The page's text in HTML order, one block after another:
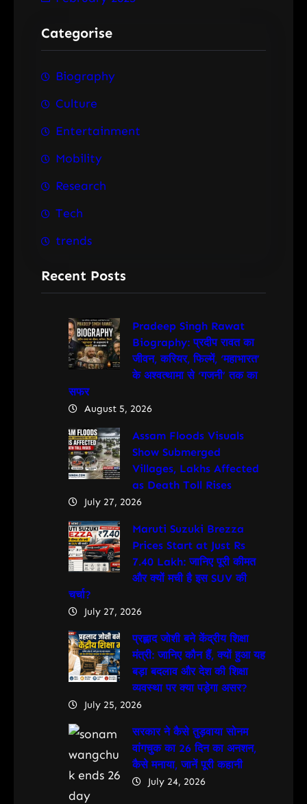
Categorise
Biography
Culture
Entertainment
Mobility
Research
Tech
trends
Recent Posts
Pradeep Singh Rawat
Biography: प्रदीप रावत का
जीवन, करियर, फिल्में, ‘महाभारत’
के अश्वत्थामा से ‘गजनी’ तक का
सफर
August 5, 2026
Assam Floods Visuals
Show Submerged
Villages, Lakhs Affected
as Death Toll Rises
July 27, 2026
Maruti Suzuki Brezza
Prices Start at Just Rs
7.40 Lakh: जानिए पूरी कीमत
और क्यों मची है इस SUV की
चर्चा?
July 27, 2026
प्रह्लाद जोशी बने केंद्रीय शिक्षा
मंत्री: जानिए कौन हैं, क्यों हुआ यह
बड़ा बदलाव और देश की शिक्षा
व्यवस्था पर क्या पड़ेगा असर?
July 25, 2026
सरकार ने कैसे तुड़वाया सोनम
वांगचुक का 26 दिन का अनशन,
कैसे मनाया, जानें पूरी कहानी
July 24, 2026